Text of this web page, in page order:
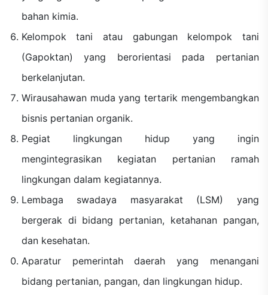
bahan kimia.
Kelompok tani atau gabungan kelompok tani
(Gapoktan) yang berorientasi pada pertanian
berkelanjutan.
Wirausahawan muda yang tertarik mengembangkan
bisnis pertanian organik.
Pegiat lingkungan hidup yang ingin
mengintegrasikan kegiatan pertanian ramah
lingkungan dalam kegiatannya.
Lembaga swadaya masyarakat (LSM) yang
bergerak di bidang pertanian, ketahanan pangan,
dan kesehatan.
Aparatur pemerintah daerah yang menangani
bidang pertanian, pangan, dan lingkungan hidup.